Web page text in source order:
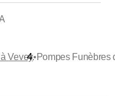
Vevey•Pompes Funèbres